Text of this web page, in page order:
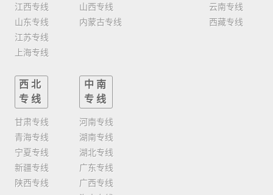
江西专线
山东专线
江苏专线
上海专线
山西专线
内蒙古专线
云南专线
西藏专线
西北
专线
甘肃专线
青海专线
宁夏专线
新疆专线
陕西专线
中南
专线
河南专线
湖南专线
湖北专线
广东专线
广西专线